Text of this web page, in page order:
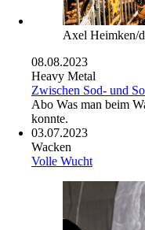
Axel Heimken/
08.08.2023
Heavy Metal
Zwischen Sod- und
Abo Was man beim
konnte.
03.07.2023
Wacken
Volle Wucht